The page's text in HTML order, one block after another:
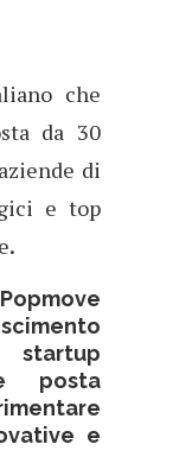
che
da 30
di
e top
.
startup
posta
e